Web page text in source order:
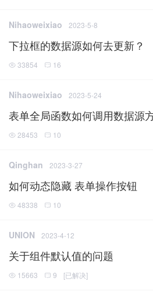
Nihaoweixiao 2023-5-8
下拉框的数据源如何去更新？
33854 16
Nihaoweixiao 2023-5-24
表单全局函数如何调用数据源
28453 10
Qinghan 2023-3-27
如何动态隐藏 表单操作按钮
48338 10
UNION 2023-4-12
关于组件默认值的问题
15663 9 [已解决]